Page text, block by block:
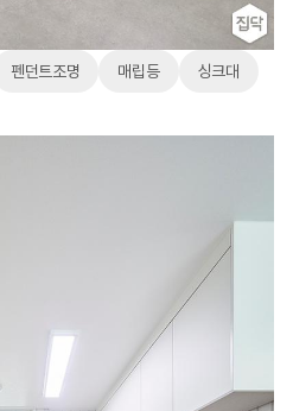
펜던트조명 매립등 싱크대